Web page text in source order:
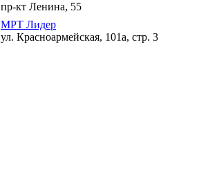
пр-кт Ленина, 55
МРТ Лидер
ул. Красноармейская, 101а, стр. 3